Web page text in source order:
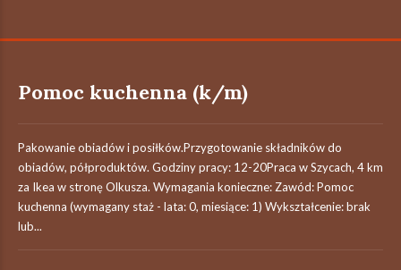
Pomoc kuchenna (k/m)
Pakowanie obiadów i posiłków.Przygotowanie składników do
obiadów, półproduktów. Godziny pracy: 12-20Praca w Szycach, 4 km
za Ikea w stronę Olkusza. Wymagania konieczne: Zawód: Pomoc
kuchenna (wymagany staż - lata: 0, miesiące: 1) Wykształcenie: brak
lub...